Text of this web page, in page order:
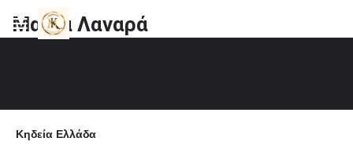
Μαρία Λαναρά
Κηδεία Ελλάδα